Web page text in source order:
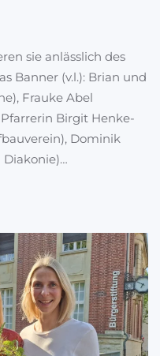
sie anlässlich des
Banner (v.l.): Brian und
Frauke Abel
Birgit Henke-
Dominik
Diakonie)…